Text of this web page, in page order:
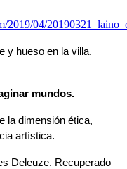
2019/04/
y hueso en la villa.
mundos.
la dimensión ética,
artística.
Deleuze. Recuperado